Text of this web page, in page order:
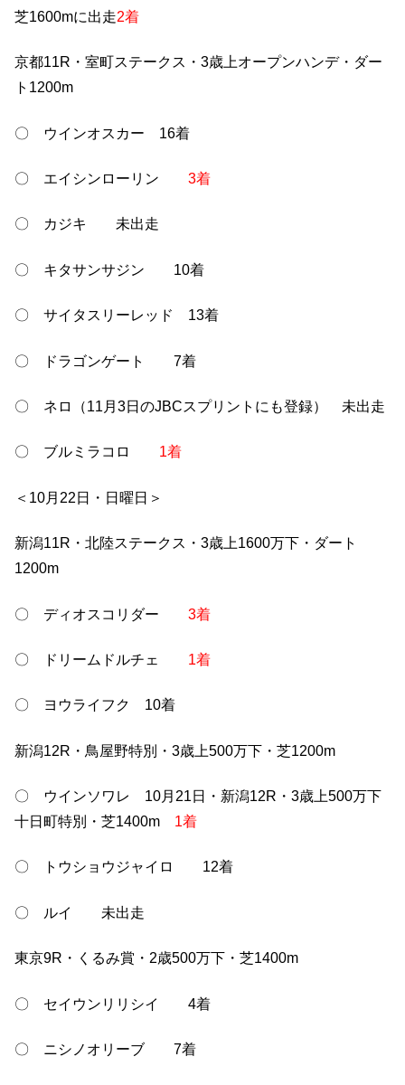
芝1600mに出走2着
京都11R・室町ステークス・3歳上オープンハンデ・ダー
ト1200m
〇 ウインオスカー 16着
〇 エイシンローリン 3着
〇 カジキ 未出走
〇 キタサンサジン 10着
〇 サイタスリーレッド 13着
〇 ドラゴンゲート 7着
〇 ネロ（11月3日のJBCスプリントにも登録） 未出走
〇 ブルミラコロ 1着
＜10月22日・日曜日＞
新潟11R・北陸ステークス・3歳上1600万下・ダート
1200m
〇 ディオスコリダー 3着
〇 ドリームドルチェ 1着
〇 ヨウライフク 10着
新潟12R・鳥屋野特別・3歳上500万下・芝1200m
〇 ウインソワレ 10月21日・新潟12R・3歳上500万下
十日町特別・芝1400m 1着
〇 トウショウジャイロ 12着
〇 ルイ 未出走
東京9R・くるみ賞・2歳500万下・芝1400m
〇 セイウンリリシイ 4着
〇 ニシノオリーブ 7着